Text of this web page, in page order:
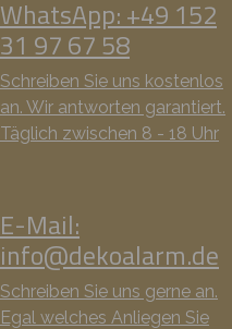
WhatsApp: +49 152
31 97 67 58
Schreiben Sie uns kostenlos
an. Wir antworten garantiert.
Täglich zwischen 8 - 18 Uhr
E-Mail:
info@dekoalarm.de
Schreiben Sie uns gerne an.
Egal welches Anliegen Sie